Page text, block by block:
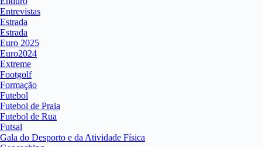
Entrevistas
Estrada
Estrada
Euro 2025
Euro2024
Extreme
Footgolf
Formação
Futebol
Futebol de Praia
Futebol de Rua
Futsal
Gala do Desporto e da Atividade Física